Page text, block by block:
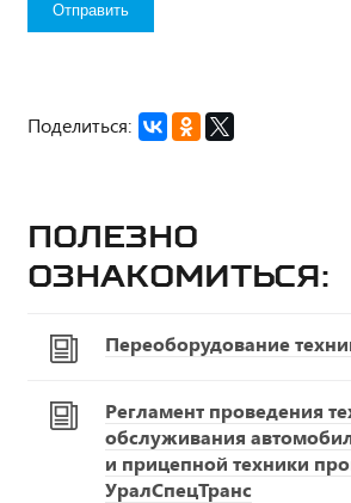
Поделиться:
Полезно
ознакомиться:
Переоборудование
Регламент проведения
обслуживания
и прицепной техники
УралСпецТранс